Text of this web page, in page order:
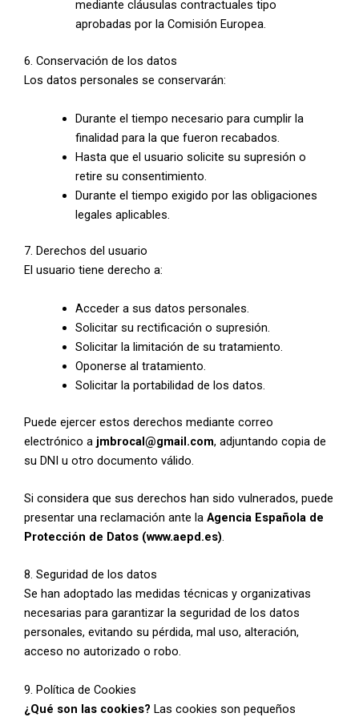
mediante cláusulas contractuales tipo
aprobadas por la Comisión Europea.
6. Conservación de los datos
Los datos personales se conservarán:
Durante el tiempo necesario para cumplir la
finalidad para la que fueron recabados.
Hasta que el usuario solicite su supresión o
retire su consentimiento.
Durante el tiempo exigido por las obligaciones
legales aplicables.
7. Derechos del usuario
El usuario tiene derecho a:
Acceder a sus datos personales.
Solicitar su rectificación o supresión.
Solicitar la limitación de su tratamiento.
Oponerse al tratamiento.
Solicitar la portabilidad de los datos.
Puede ejercer estos derechos mediante correo
electrónico a jmbrocal@gmail.com, adjuntando copia de
su DNI u otro documento válido.
Si considera que sus derechos han sido vulnerados, puede
presentar una reclamación ante la Agencia Española de
Protección de Datos (www.aepd.es).
8. Seguridad de los datos
Se han adoptado las medidas técnicas y organizativas
necesarias para garantizar la seguridad de los datos
personales, evitando su pérdida, mal uso, alteración,
acceso no autorizado o robo.
9. Política de Cookies
¿Qué son las cookies? Las cookies son pequeños